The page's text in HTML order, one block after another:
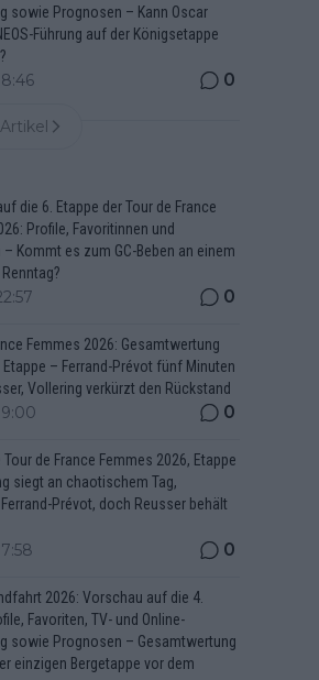
sowie Prognosen – Kann Oscar
Führung auf der Königsetappe
0
die 6. Etappe der Tour de France
Profile, Favoritinnen und
Kommt es zum GC-Beben an einem
0
Femmes 2026: Gesamtwertung
Etappe – Ferrand-Prévot fünf Minuten
Vollering verkürzt den Rückstand
0
Tour de France Femmes 2026, Etappe
siegt an chaotischem Tag,
Prévot, doch Reusser behält
0
2026: Vorschau auf die 4.
Favoriten, TV- und Online-
sowie Prognosen – Gesamtwertung
einzigen Bergetappe vor dem